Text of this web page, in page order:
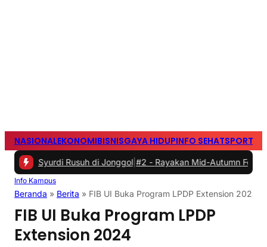
NASIONALEKONOMIBISNISGAYA HIDUPINFO SEHATSPORTS
Rusuh di Jonggol|#2 -Rayakan Mid-Autumn Festival dengan
Info Kampus
Beranda » Berita » FIB UI Buka Program LPDP Extension 2024
FIB UI Buka Program LPDP
Extension 2024